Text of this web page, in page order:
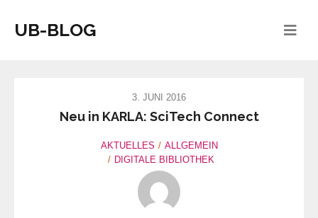
UB-BLOG
3. JUNI 2016
Neu in KARLA: SciTech Connect
AKTUELLES
ALLGEMEIN
DIGITALE BIBLIOTHEK